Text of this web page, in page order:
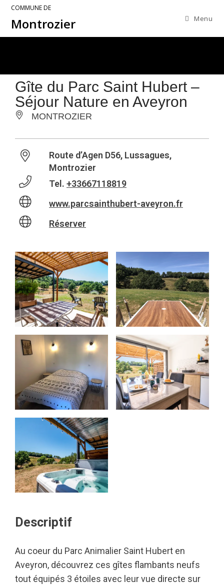
COMMUNE DE
Montrozier Menu
Gîte du Parc Saint Hubert –
Séjour Nature en Aveyron
MONTROZIER
Route d’Agen D56, Lussagues,
Montrozier
Tel. +33667118819
www.parcsainthubert-aveyron.fr
Réserver
Descriptif
Au coeur du Parc Animalier Saint Hubert en
Aveyron, découvrez ces gîtes flambants neufs
tout équipés 3 étoiles avec leur vue directe sur